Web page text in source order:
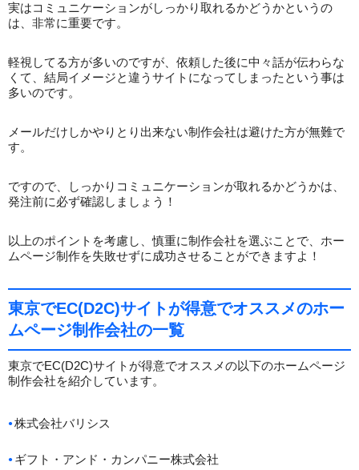
実はコミュニケーションがしっかり取れるかどうかというの
は、非常に重要です。
軽視してる方が多いのですが、依頼した後に中々話が伝わらな
くて、結局イメージと違うサイトになってしまったという事は
多いのです。
メールだけしかやりとり出来ない制作会社は避けた方が無難で
す。
ですので、しっかりコミュニケーションが取れるかどうかは、
発注前に必ず確認しましょう！
以上のポイントを考慮し、慎重に制作会社を選ぶことで、ホー
ムページ制作を失敗せずに成功させることができますよ！
東京でEC(D2C)サイトが得意でオススメのホー
ムページ制作会社の一覧
東京でEC(D2C)サイトが得意でオススメの以下のホームページ
制作会社を紹介しています。
株式会社バリシス
ギフト・アンド・カンパニー株式会社